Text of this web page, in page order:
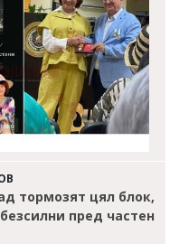
тормозят цял блок,
пред частен